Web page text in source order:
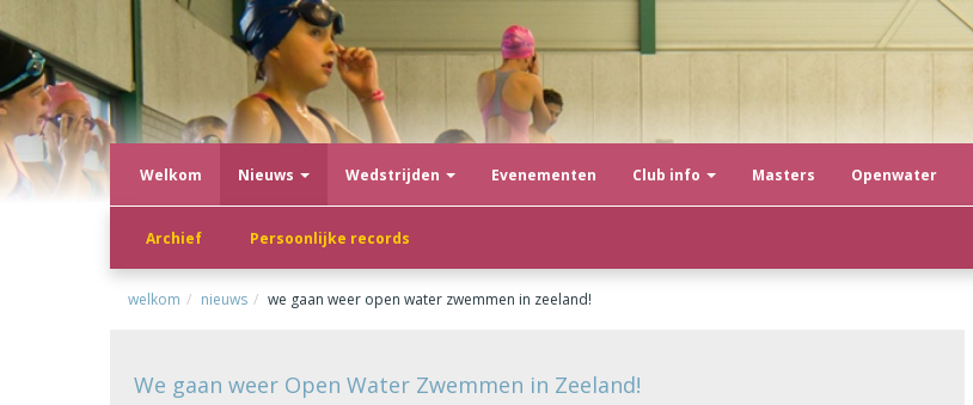
Welkom Nieuws
Archief Persoonlijke records
Wedstrijden Evenementen Club info Masters Openwater
welkom nieuws we gaan weer open water zwemmen in zeeland!
We gaan weer Open Water Zwemmen in Zeeland!